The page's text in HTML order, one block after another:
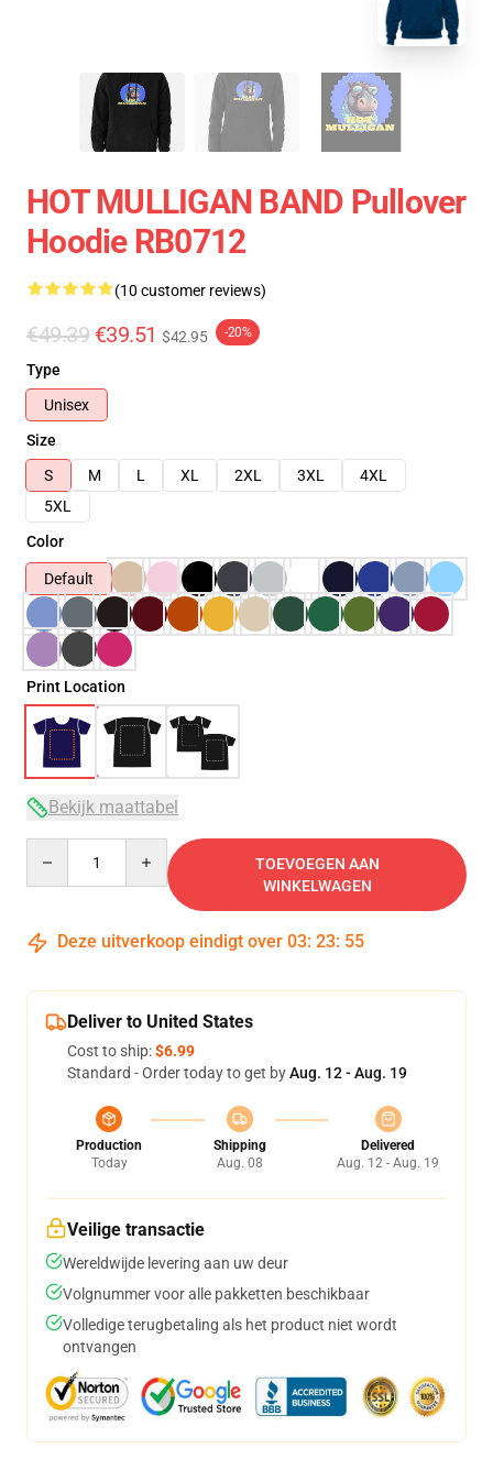
HOT MULLIGAN BAND Pullover
Hoodie RB0712
(10 customer reviews)
€49.39 €39.51 $42.95 -20%
Type
Unisex
Size
S
M L XL 2XL 3XL
4XL
5XL
Color
Default
Print Location
Bekijk maattabel
TOEVOEGEN AAN
WINKELWAGEN
Deze uitverkoop eindigt over 03: 23: 54
Deliver to United States
Cost to ship:$6.99
Standard - Order today to get byAug. 12 - Aug. 19
Production
Today
Shipping
Aug. 08
Delivered
Aug. 12 - Aug. 19
Veilige transactie
Wereldwijde levering aan uw deur
Volgnummer voor alle pakketten beschikbaar
Volledige terugbetaling als het product niet wordt
ontvangen